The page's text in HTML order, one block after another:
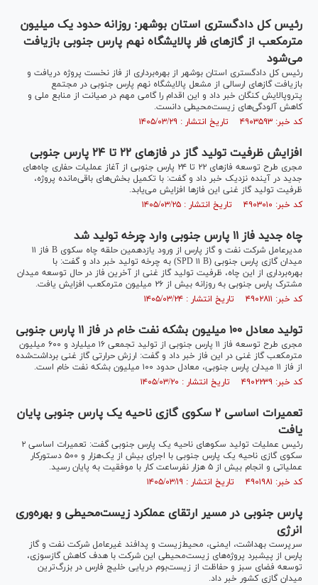
رئیس کل دادگستری استان بوشهر: روزانه حدود یک میلیون
مترمکعب از گاز‌های فلر پالایشگاه نهم پارس جنوبی بازیافت
می‌شود
رئیس کل دادگستری استان بوشهر از بهره‌برداری از فاز نخست پروژه دریافت و
بازیافت گاز‌های ارسالی از مشعل پالایشگاه نهم پارس جنوبی در مجتمع
پتروپالایش کنگان خبر داد و این اقدام را گامی مهم در صیانت از منابع ملی و
کاهش آلودگی‌های زیست‌محیطی دانست.
کد خبر: ۴۹۰۳۵۹۳ تاریخ انتشار : ۱۴۰۵/۰۳/۲۹
افزایش ظرفیت تولید گاز در فازهای ۲۲ تا ۲۴ پارس جنوبی
مجری طرح توسعه فازهای ۲۲ تا ۲۴ پارس جنوبی از آغاز عملیات حفاری چاه‌های
جدید در آینده نزدیک خبر داد و گفت: با تکمیل بخش‌های باقی‌مانده پروژه،
ظرفیت تولید گاز غنی این فازها افزایش می‌یابد.
کد خبر: ۴۹۰۳۰۱۰ تاریخ انتشار : ۱۴۰۵/۰۳/۲۵
چاه جدید فاز ۱۱ پارس جنوبی وارد چرخه تولید شد
مدیرعامل شرکت نفت و گاز پارس از ورود یازدهمین حلقه چاه سکوی B فاز ۱۱
میدان گازی پارس جنوبی (SPD ۱۱ B) به چرخه تولید خبر داد و گفت: با
بهره‌برداری از این چاه، ظرفیت تولید گاز غنی از آخرین فاز در حال توسعه میدان
مشترک پارس جنوبی به روزانه بیش از ۲۶ میلیون مترمکعب افزایش یافت.
کد خبر: ۴۹۰۲۸۱۱ تاریخ انتشار : ۱۴۰۵/۰۳/۲۴
تولید معادل ۱۰۰ میلیون بشکه نفت‌ خام در فاز ۱۱ پارس جنوبی
مجری طرح توسعه فاز ۱۱ پارس جنوبی از تولید تجمعی ۱۶ میلیارد و ۶۰۰ میلیون
مترمکعب گاز غنی در این فاز خبر داد و گفت: ارزش حرارتی گاز غنی برداشت‌شده
از فاز ۱۱ میدان پارس جنوبی، معادل حدود ۱۰۰ میلیون بشکه نفت خام است.
کد خبر: ۴۹۰۲۲۳۹ تاریخ انتشار : ۱۴۰۵/۰۳/۲۰
تعمیرات اساسی ۲ سکوی گازی ناحیه یک پارس جنوبی پایان
یافت
رئیس عملیات تولید سکو‌های ناحیه یک پارس جنوبی گفت: تعمیرات اساسی ۲
سکوی گازی ناحیه یک پارس جنوبی با اجرای بیش از یک‌هزار و ۵۰۰ دستورکار
عملیاتی و انجام بیش از ۵ هزار نفرساعت کار با موفقیت به پایان رسید.
کد خبر: ۴۹۰۱۹۸۱ تاریخ انتشار : ۱۴۰۵/۰۳/۱۹
پارس جنوبی در مسیر ارتقای عملکرد زیست‌محیطی و بهره‌وری
انرژی
سرپرست بهداشت، ایمنی، محیط‌زیست و پدافند غیرعامل شرکت نفت و گاز
پارس از پیشبرد پروژه‌های زیست‌محیطی این شرکت با هدف کاهش گازسوزی،
توسعه فضای سبز و حفاظت از زیست‌بوم دریایی خلیج فارس در بزرگ‌ترین
میدان گازی کشور خبر داد.